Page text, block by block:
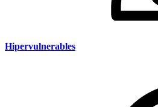
Hipervulnerables